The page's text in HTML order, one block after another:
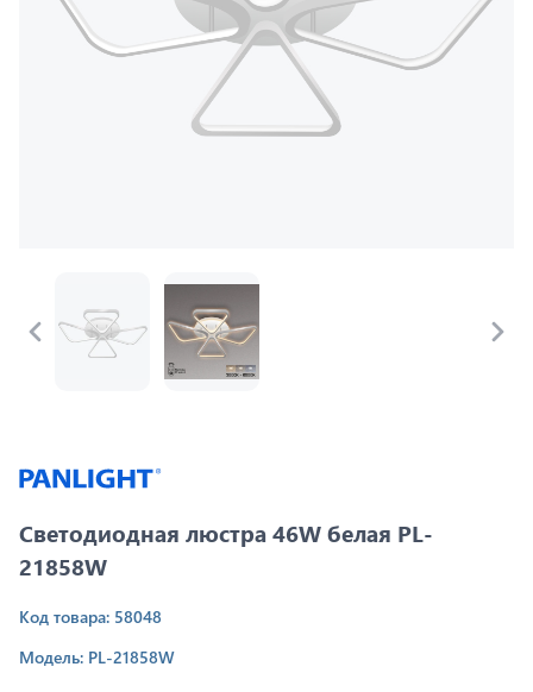
Светодиодная люстра 46W белая PL-
21858W
Код товара: 58048
Модель: PL-21858W